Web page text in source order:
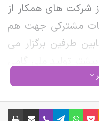
شرکت های همکار از
مشترکی جهت هم
طرفین برگزار می
‫Odnoklassniki پاکت واتس آپ تلگرام وایبر اشتراک گذاری از طریق ایمیل